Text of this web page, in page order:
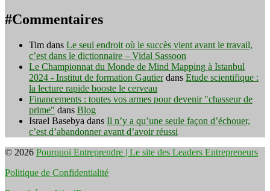
#Commentaires
Tim dans Le seul endroit où le succès vient avant le travail,
c’est dans le dictionnaire – Vidal Sassoon
Le Championnat du Monde de Mind Mapping à Istanbul
2024 - Institut de formation Gautierdans Etude scientifique :
la lecture rapide booste le cerveau
Financements : toutes vos armes pour devenir "chasseur de
prime" dans Blog
Israel Basebya dans Il n’y a qu’une seule façon d’échouer,
c’est d’abandonner avant d’avoir réussi
© 2026 Pourquoi Entreprendre | Le site des Leaders Entrepreneurs
Politique de Confidentialité